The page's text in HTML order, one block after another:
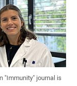
"Immunity" journal is